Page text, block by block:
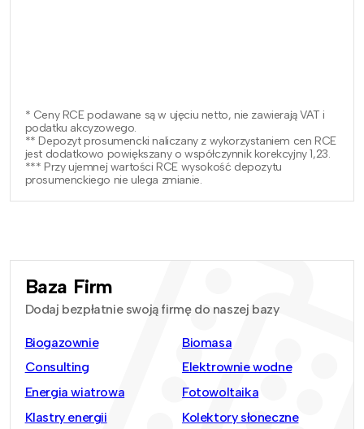
* Ceny RCE podawane są w ujęciu netto, nie zawierają VAT i
podatku akcyzowego.
** Depozyt prosumencki naliczany z wykorzystaniem cen RCE
jest dodatkowo powiększany o współczynnik korekcyjny 1,23.
*** Przy ujemnej wartości RCE wysokość depozytu
prosumenckiego nie ulega zmianie.
Baza Firm
Dodaj bezpłatnie swoją firmę do naszej bazy
Biogazownie
Biomasa
Consulting
Elektrownie wodne
Energia wiatrowa
Fotowoltaika
Klastry energii
Kolektory słoneczne